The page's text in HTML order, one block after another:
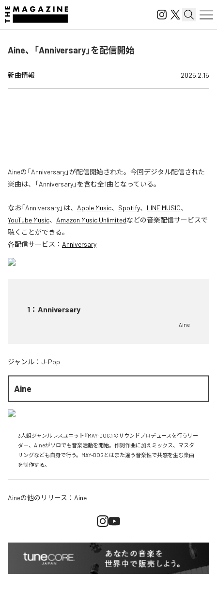
Aine、「Anniversary」を配信開始
新曲情報 2025.2.15
Aineの「Anniversary」が配信開始された。今回デジタル配信された
楽曲は、「Anniversary」を含む全1曲となっている。
なお「Anniversary」は、 Apple Music、 Spotify、 LINE MUSIC、
YouTube Music、 Amazon Music Unlimitedなどの音楽配信サービスで
聴くことができる。
各配信サービス： Anniversary
1 ： Anniversary
Aine
ジャンル： J-Pop
Aine
3人組ジャンルレスユニット『MAY-DOG』のサウンドプロデュースを行うリー
ダー、Aineがソロでも音楽活動を開始。作詞作曲に加えミックス、マスタ
リングなども自身で行う。MAY-DOGとはまた違う音楽性で共感を生む楽曲
を制作する。
Aineの他のリリース： Aine